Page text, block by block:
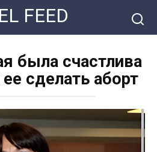
FEED
была счастлива
сделать аборт